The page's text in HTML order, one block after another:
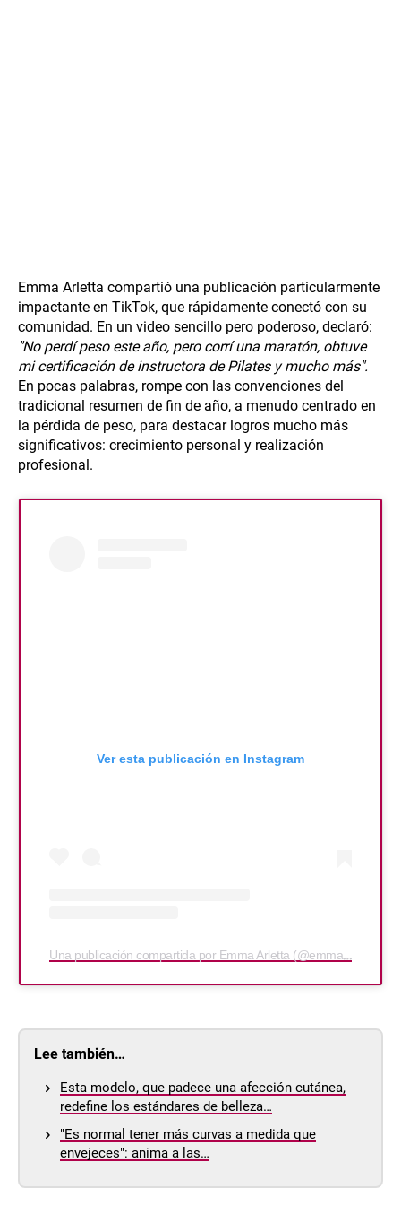
Emma Arletta compartió una publicación particularmente
impactante en TikTok, que rápidamente conectó con su
comunidad. En un video sencillo pero poderoso, declaró:
"No perdí peso este año, pero corrí una maratón, obtuve
mi certificación de instructora de Pilates y mucho más".
En pocas palabras, rompe con las convenciones del
tradicional resumen de fin de año, a menudo centrado en
la pérdida de peso, para destacar logros mucho más
significativos: crecimiento personal y realización
profesional.
Ver esta publicación en Instagram
Una publicación compartida por Emma Arletta (@emma.arletta)
Lee también…
Esta modelo, que padece una afección cutánea,
redefine los estándares de belleza…
"Es normal tener más curvas a medida que
envejeces": anima a las…